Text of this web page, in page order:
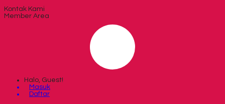
Kontak Kami
Member Area
Halo, Guest!
Masuk
Daftar